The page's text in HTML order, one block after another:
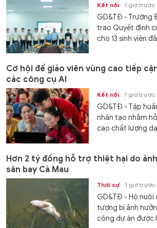
Kết nối 1 giờ trước
GD&TĐ - Trường
trao Quyết định
cho 13 sinh viên
Cơ hội để giáo viên vùng cao tiếp
các công cụ AI
Kết nối 1 giờ trước
GD&TĐ - Tập
nhân tạo nhằm
cao chất lượng
Hơn 2 tỷ đồng hỗ trợ thiệt hại do
sân bay Cà Mau
Thời sự 1 giờ trước
GD&TĐ - Hộ nuôi
tượng bị ảnh
công dự án được